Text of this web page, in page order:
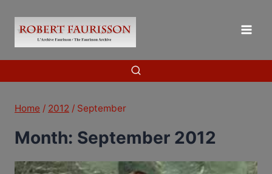
content
Home / 2012 / September
Month: September 2012